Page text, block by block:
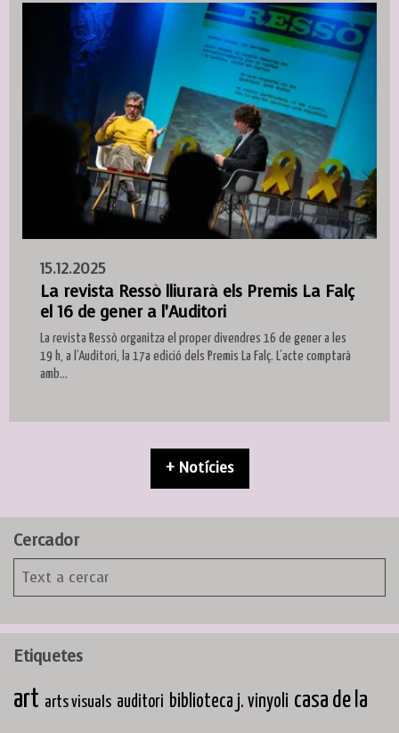
15.12.2025
La revista Ressò lliurarà els Premis La Falç
el 16 de gener a l’Auditori
La revista Ressò organitza el proper divendres 16 de gener a les
19 h, a l’Auditori, la 17a edició dels Premis La Falç. L’acte comptarà
amb...
+ Notícies
Cercador
Etiquetes
art arts visuals auditori biblioteca j. vinyoli casa de la